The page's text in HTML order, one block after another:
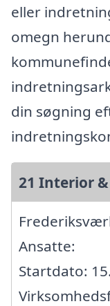
eller
omegn
din søgning
21 Interior &
Ansatte:
Startdato: